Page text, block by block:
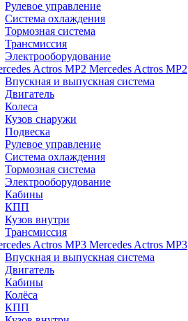
Рулевое управление
Система охлаждения
Тормозная система
Трансмиссия
Электрооборудование
Mercedes Actros MP2
Впускная и выпускная система
Двигатель
Колеса
Кузов снаружи
Подвеска
Рулевое управление
Система охлаждения
Тормозная система
Электрооборудование
Кабины
КПП
Кузов внутри
Трансмиссия
Mercedes Actros MP3
Впускная и выпускная система
Двигатель
Кабины
Колёса
КПП